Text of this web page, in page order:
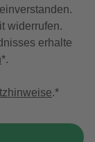
widerrufen.
erhalte
*.
.